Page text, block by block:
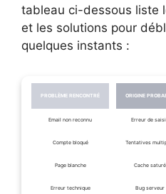
tableau ci-dessous liste
et les solutions pour
quelques instants :
PROBLÈME RENCONTRÉ ORIGINE
Email non reconnu Erreur de
Compte bloqué Tentatives
Page blanche Cache saturé
Erreur technique Bug serveur